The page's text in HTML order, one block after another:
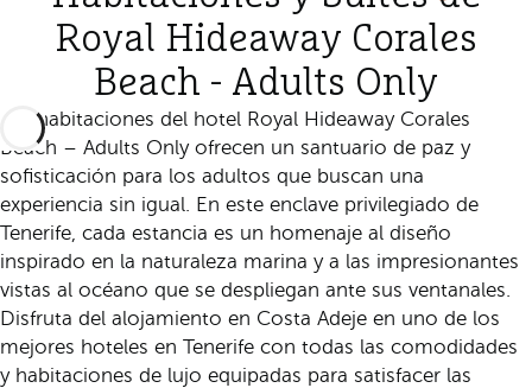
Royal Hideaway Corales
Beach - Adults Only
Las habitaciones del hotel Royal Hideaway Corales
Beach – Adults Only ofrecen un santuario de paz y
sofisticación para los adultos que buscan una
experiencia sin igual. En este enclave privilegiado de
Tenerife, cada estancia es un homenaje al diseño
inspirado en la naturaleza marina y a las impresionantes
vistas al océano que se despliegan ante sus ventanales.
Disfruta del alojamiento en Costa Adeje en uno de los
mejores hoteles en Tenerife con todas las comodidades
y habitaciones de lujo equipadas para satisfacer las